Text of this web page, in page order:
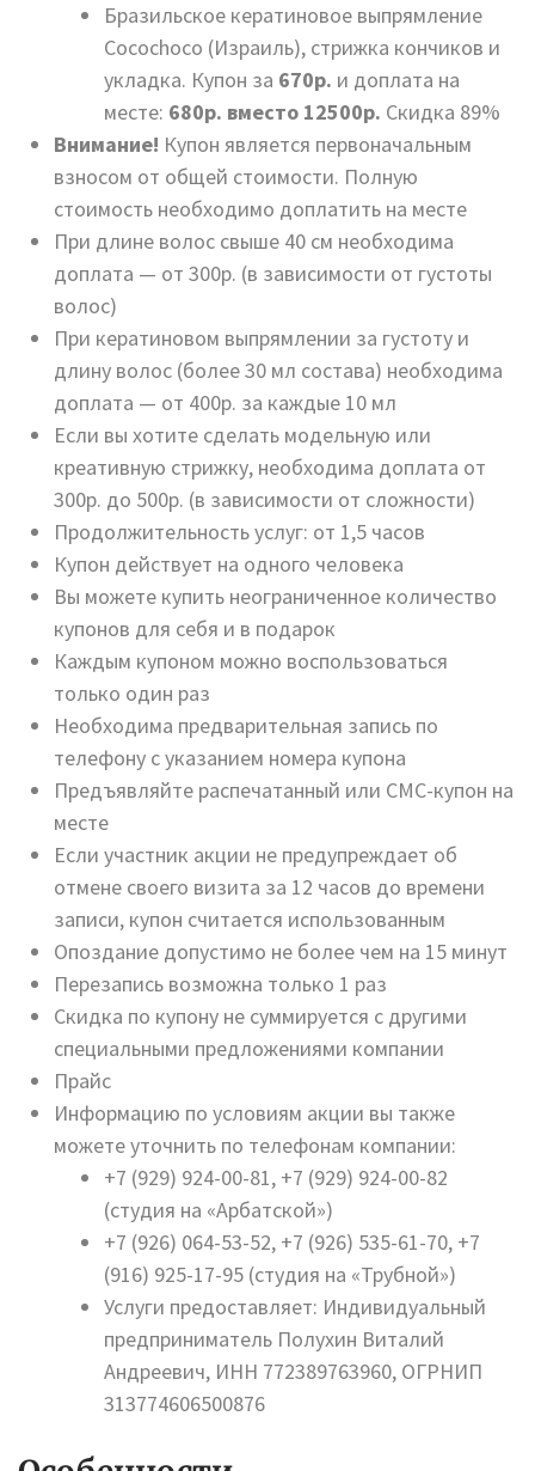
Бразильское кератиновое выпрямление
Cocochoco (Израиль), стрижка кончиков и
укладка. Купон за 670р. и доплата на
месте: 680р. вместо 12500р. Скидка 89%
Внимание! Купон является первоначальным
взносом от общей стоимости. Полную
стоимость необходимо доплатить на месте
При длине волос свыше 40 см необходима
доплата — от 300р. (в зависимости от густоты
волос)
При кератиновом выпрямлении за густоту и
длину волос (более 30 мл состава) необходима
доплата — от 400р. за каждые 10 мл
Если вы хотите сделать модельную или
креативную стрижку, необходима доплата от
300р. до 500р. (в зависимости от сложности)
Продолжительность услуг: от 1,5 часов
Купон действует на одного человека
Вы можете купить неограниченное количество
купонов для себя и в подарок
Каждым купоном можно воспользоваться
только один раз
Необходима предварительная запись по
телефону с указанием номера купона
Предъявляйте распечатанный или СМС-купон на
месте
Если участник акции не предупреждает об
отмене своего визита за 12 часов до времени
записи, купон считается использованным
Опоздание допустимо не более чем на 15 минут
Перезапись возможна только 1 раз
Скидка по купону не суммируется с другими
специальными предложениями компании
Прайс
Информацию по условиям акции вы также
можете уточнить по телефонам компании:
+7 (929) 924-00-81, +7 (929) 924-00-82
(студия на «Арбатской»)
+7 (926) 064-53-52, +7 (926) 535-61-70, +7
(916) 925-17-95 (студия на «Трубной»)
Услуги предоставляет: Индивидуальный
предприниматель Полухин Виталий
Андреевич, ИНН 772389763960, ОГРНИП
313774606500876